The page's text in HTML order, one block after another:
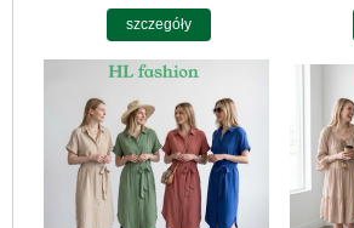
szczegóły